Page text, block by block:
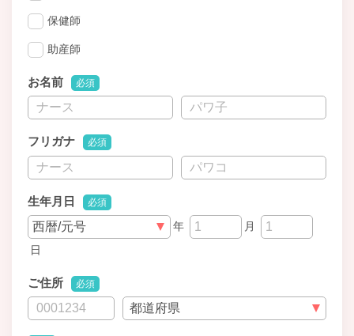
保健師
助産師
お名前 必須
フリガナ 必須
生年月日 必須
年
月
日
ご住所 必須